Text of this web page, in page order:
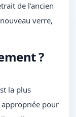
de l’ancien
verre,
?
la plus
appropriée pour